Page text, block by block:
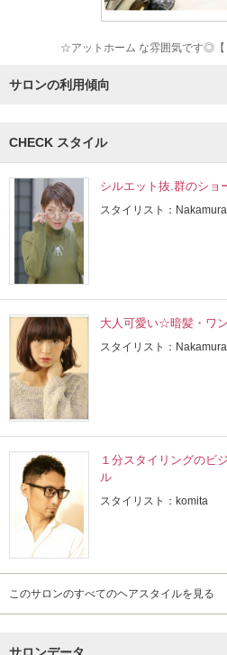
☆アットホーム な雰囲気です◎【
サロンの利用傾向
CHECK スタイル
シルエット抜.群のシ
スタイリスト：Nakamura
大人可愛い☆暗髪・ワ
スタイリスト：Nakamura
１分スタイリングのビ
ル
スタイリスト：komita
このサロンのすべてのヘアスタイルを見る